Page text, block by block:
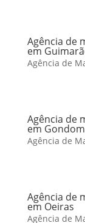
Agência de
em
Agência de
Agência de
em
Agência de
Agência de
em Oeiras
Agência de